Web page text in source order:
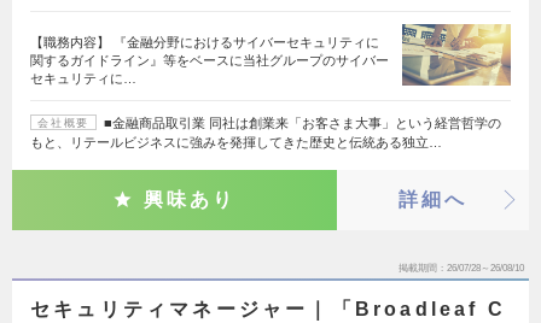
【職務内容】 『金融分野におけるサイバーセキュリティに
関するガイドライン』等をベースに当社グループのサイバー
セキュリティに…
会社概要
■金融商品取引業 同社は創業来「お客さま大事」という経営哲学の
もと、リテールビジネスに強みを発揮してきた歴史と伝統ある独立…
興味あり 詳細へ
掲載期間 26/07/28～26/08/10
セキュリティマネージャー｜「Broadleaf C